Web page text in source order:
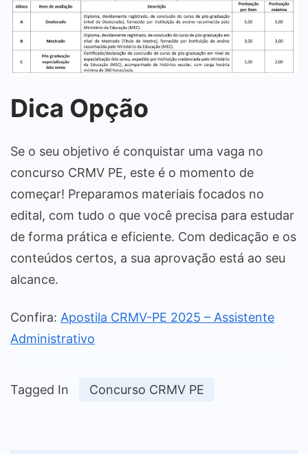
Dica Opção
Se o seu objetivo é conquistar uma vaga no
concurso CRMV PE, este é o momento de
começar! Preparamos materiais focados no
edital, com tudo o que você precisa para estudar
de forma prática e eficiente. Com dedicação e os
conteúdos certos, a sua aprovação está ao seu
alcance.
Confira: Apostila CRMV-PE 2025 – Assistente
Administrativo
Tagged In Concurso CRMV PE